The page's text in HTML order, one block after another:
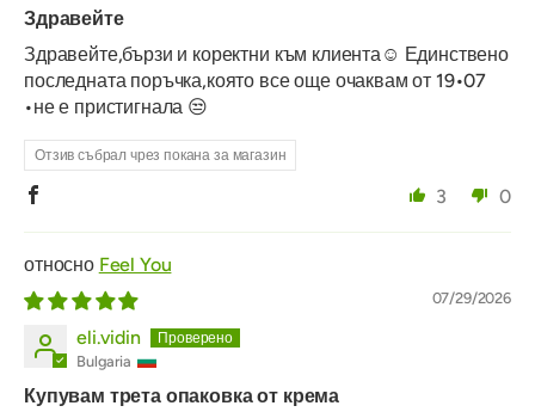
Здравейте
Здравейте,бързи и коректни към клиента☺️ Единствено
последната поръчка,която все още очаквам от 19•07
•не е пристигнала 😒
Отзив събрал чрез покана за магазин
3 0
Feel You
07/29/2026
eli.vidin
Bulgaria
Купувам трета опаковка от крема